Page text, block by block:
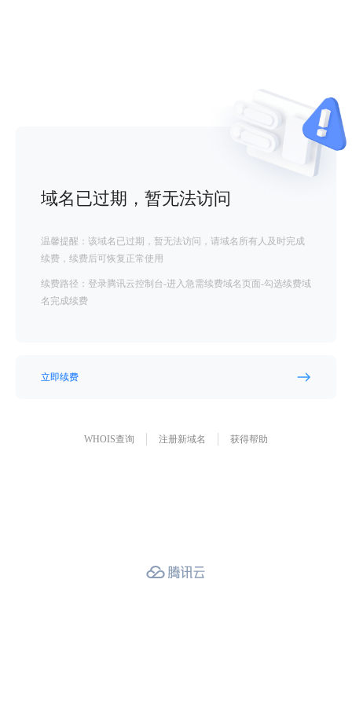
域名已过期，暂无法访问
温馨提醒：该域名已过期，暂无法访问，请域名所有人及时完成
续费，续费后可恢复正常使用
续费路径：登录腾讯云控制台-进入急需续费域名页面-勾选续费域
名完成续费
立即续费
WHOIS查询 注册新域名 获得帮助